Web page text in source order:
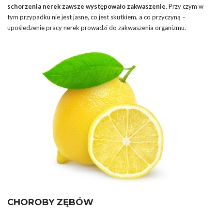
schorzenia nerek zawsze występowało zakwaszenie. Przy czym w
tym przypadku nie jest jasne, co jest skutkiem, a co przyczyną –
upośledzenie pracy nerek prowadzi do zakwaszenia organizmu.
CHOROBY ZĘBÓW